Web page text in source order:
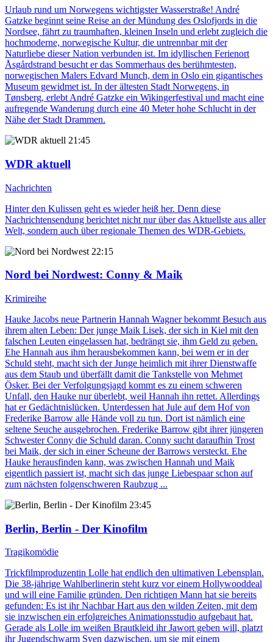
Urlaub rund um Norwegens wichtigster Wasserstraße! André
Gatzke beginnt seine Reise an der Mündung des Oslofjords in die
Nordsee, fährt zu traumhaften, kleinen Inseln und erlebt zugleich die
hochmoderne, norwegische Kultur, die untrennbar mit der
Naturliebe dieser Nation verbunden ist. Im idyllischen Ferienort
Åsgårdstrand besucht er das Sommerhaus des berühmtesten,
norwegischen Malers Edvard Munch, dem in Oslo ein gigantisches
Museum gewidmet ist. In der ältesten Stadt Norwegens, in
Tønsberg, erlebt André Gatzke ein Wikingerfestival und macht eine
aufregende Wanderung durch eine 40 Meter hohe Schlucht in der
Nähe der Stadt Drammen.
21:45
WDR aktuell
Nachrichten
Hinter den Kulissen geht es wieder heiß her. Denn diese
Nachrichtensendung berichtet nicht nur über das Aktuellste aus aller
Welt, sondern auch über regionale Themen des WDR-Gebiets.
22:15
Nord bei Nordwest: Conny & Maik
Krimireihe
Hauke Jacobs neue Partnerin Hannah Wagner bekommt Besuch aus
ihrem alten Leben: Der junge Maik Lisek, der sich in Kiel mit den
falschen Leuten eingelassen hat, bedrängt sie, ihm Geld zu geben.
Ehe Hannah aus ihm herausbekommen kann, bei wem er in der
Schuld steht, macht sich der Junge heimlich mit ihrer Dienstwaffe
aus dem Staub und überfällt damit die Tankstelle von Mehmet
Ösker. Bei der Verfolgungsjagd kommt es zu einem schweren
Unfall, den Hauke nur überlebt, weil Hannah ihn rettet. Allerdings
hat er Gedächtnislücken. Unterdessen hat Jule auf dem Hof von
Frederike Barrow alle Hände voll zu tun. Dort ist nämlich eine
seltene Seuche ausgebrochen. Frederike Barrow gibt ihrer jüngeren
Schwester Conny die Schuld daran. Conny sucht daraufhin Trost
bei Maik, der sich in einer Scheune der Barrows versteckt. Ehe
Hauke herausfinden kann, was zwischen Hannah und Maik
eigentlich passiert ist, macht sich das junge Liebespaar schon auf
zum nächsten folgenschweren Raubzug ...
23:45
Berlin, Berlin - Der Kinofilm
Tragikomödie
Trickfilmproduzentin Lolle hat endlich den ultimativen Lebensplan.
Die 38-jährige Wahlberlinerin steht kurz vor einem Hollywooddeal
und will eine Familie gründen. Den richtigen Mann hat sie bereits
gefunden: Es ist ihr Nachbar Hart aus den wilden Zeiten, mit dem
sie inzwischen ein erfolgreiches Animationsstudio aufgebaut hat.
Gerade als Lolle im weißen Brautkleid ihr Jawort geben will, platzt
ihr Jugendschwarm Sven dazwischen, um sie mit einem